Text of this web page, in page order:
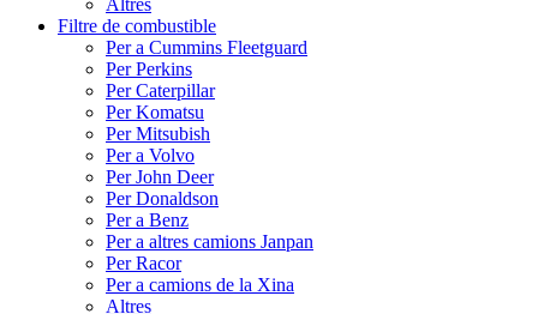
Filtre de combustible
Per a Cummins Fleetguard
Per Perkins
Per Caterpillar
Per Komatsu
Per Mitsubish
Per a Volvo
Per John Deer
Per Donaldson
Per a Benz
Per a altres camions Janpan
Per Racor
Per a camions de la Xina
Altres